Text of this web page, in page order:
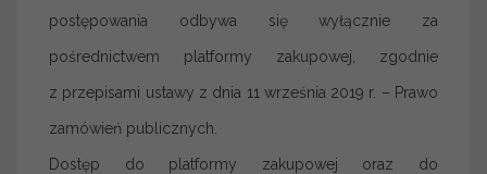
postępowania odbywa się wyłącznie za
pośrednictwem platformy zakupowej, zgodnie
z przepisami ustawy z dnia 11 września 2019 r. – Prawo
zamówień publicznych.
Dostęp do platformy zakupowej oraz do